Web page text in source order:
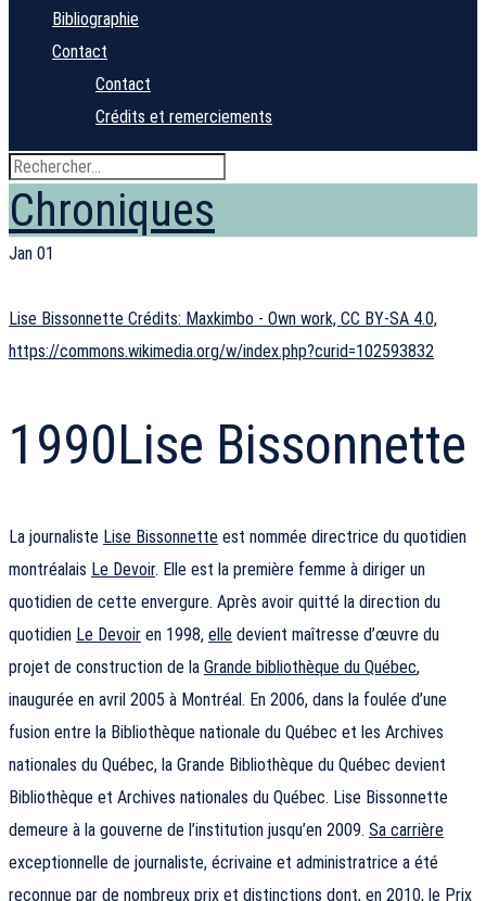
Bibliographie
Contact
Contact
Crédits et remerciements
Chroniques
Jan 01
Lise Bissonnette Crédits: Maxkimbo - Own work, CC BY-SA 4.0,
https://commons.wikimedia.org/w/index.php?curid=102593832
1990Lise Bissonnette
La journaliste Lise Bissonnette est nommée directrice du quotidien
montréalais Le Devoir. Elle est la première femme à diriger un
quotidien de cette envergure. Après avoir quitté la direction du
quotidien Le Devoir en 1998, elle devient maîtresse d’œuvre du
projet de construction de la Grande bibliothèque du Québec,
inaugurée en avril 2005 à Montréal. En 2006, dans la foulée d’une
fusion entre la Bibliothèque nationale du Québec et les Archives
nationales du Québec, la Grande Bibliothèque du Québec devient
Bibliothèque et Archives nationales du Québec. Lise Bissonnette
demeure à la gouverne de l’institution jusqu’en 2009. Sa carrière
exceptionnelle de journaliste, écrivaine et administratrice a été
reconnue par de nombreux prix et distinctions dont, en 2010, le Prix